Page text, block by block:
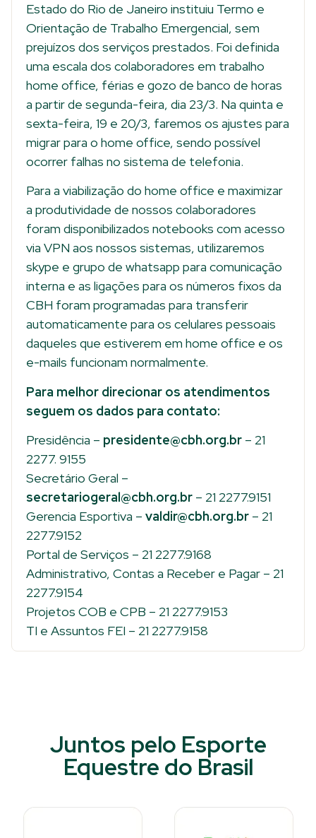
Estado do Rio de Janeiro instituiu Termo e
Orientação de Trabalho Emergencial, sem
prejuízos dos serviços prestados. Foi definida
uma escala dos colaboradores em trabalho
home office, férias e gozo de banco de horas
a partir de segunda-feira, dia 23/3. Na quinta e
sexta-feira, 19 e 20/3, faremos os ajustes para
migrar para o home office, sendo possível
ocorrer falhas no sistema de telefonia.
Para a viabilização do home office e maximizar
a produtividade de nossos colaboradores
foram disponibilizados notebooks com acesso
via VPN aos nossos sistemas, utilizaremos
skype e grupo de whatsapp para comunicação
interna e as ligações para os números fixos da
CBH foram programadas para transferir
automaticamente para os celulares pessoais
daqueles que estiverem em home office e os
e-mails funcionam normalmente.
Para melhor direcionar os atendimentos
seguem os dados para contato:
Presidência – presidente@cbh.org.br – 21
2277. 9155
Secretário Geral –
secretariogeral@cbh.org.br – 21 2277.9151
Gerencia Esportiva – valdir@cbh.org.br – 21
2277.9152
Portal de Serviços – 21 2277.9168
Administrativo, Contas a Receber e Pagar – 21
2277.9154
Projetos COB e CPB – 21 2277.9153
TI e Assuntos FEI – 21 2277.9158
Juntos pelo Esporte
Equestre do Brasil